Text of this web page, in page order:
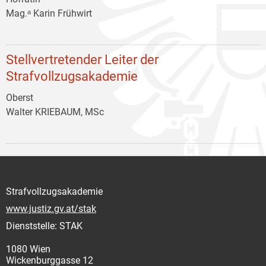
Mag.ᵃ Karin Frühwirt
Stellvertretender Leiter der
Strafvollzugsakademie
Oberst
Walter KRIEBAUM, MSc
Strafvollzugsakademie
www.justiz.gv.at/stak
Dienststelle: STAK
1080 Wien
Wickenburggasse 12